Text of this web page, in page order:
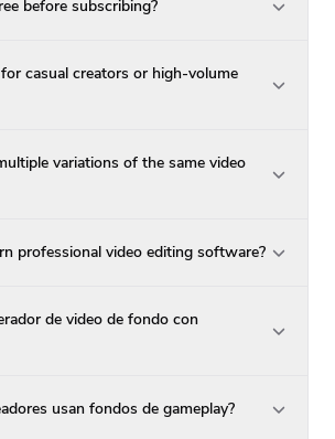
before subscribing?
casual creators or high-volume
variations of the same video
professional video editing software?
de video de fondo con
usan fondos de gameplay?